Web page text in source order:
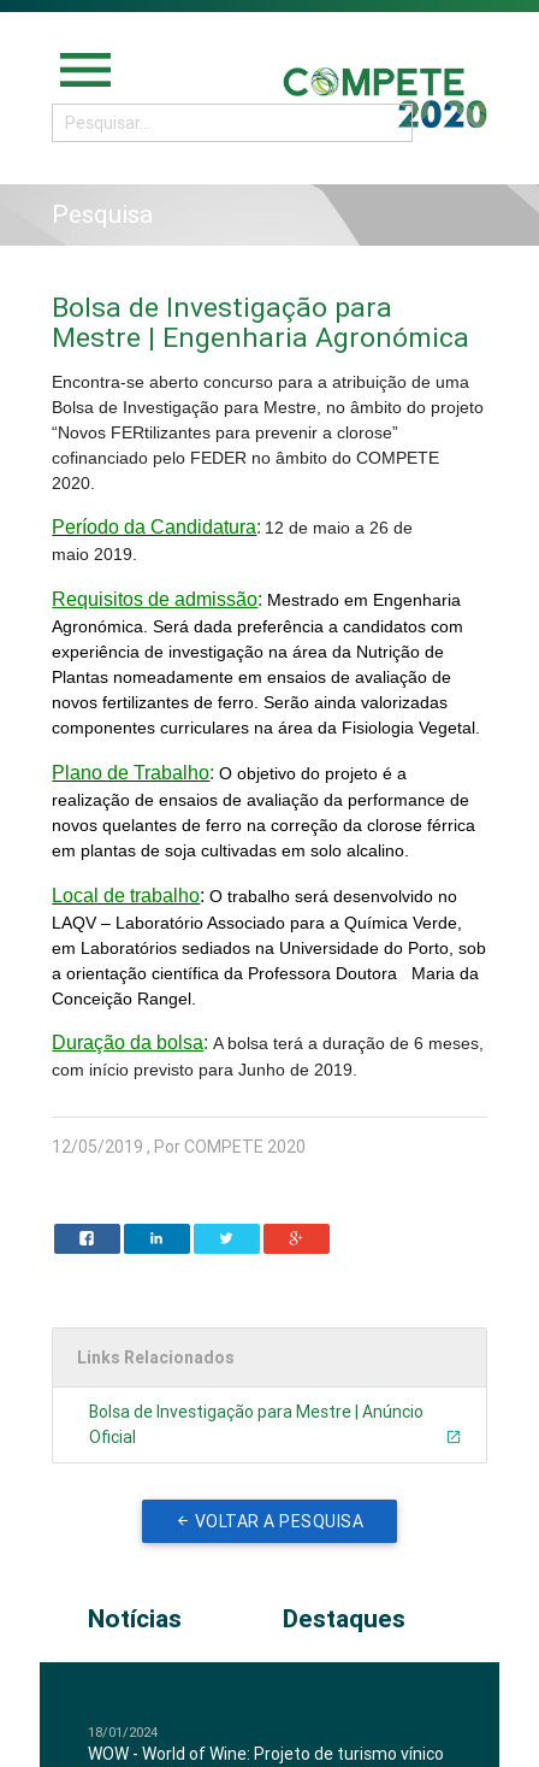
menu
Pesquisa
Bolsa de Investigação para
Mestre | Engenharia Agronómica
Encontra-se aberto concurso para a atribuição de uma
Bolsa de Investigação para Mestre, no âmbito do projeto
“Novos FERtilizantes para prevenir a clorose”
cofinanciado pelo FEDER no âmbito do COMPETE
2020.
Período da Candidatura: 12 de maio a 26 de
maio 2019.
Requisitos de admissão: Mestrado em Engenharia
Agronómica. Será dada preferência a candidatos com
experiência de investigação na área da Nutrição de
Plantas nomeadamente em ensaios de avaliação de
novos fertilizantes de ferro. Serão ainda valorizadas
componentes curriculares na área da Fisiologia Vegetal.
Plano de Trabalho: O objetivo do projeto é a
realização de ensaios de avaliação da performance de
novos quelantes de ferro na correção da clorose férrica
em plantas de soja cultivadas em solo alcalino.
Local de trabalho: O trabalho será desenvolvido no
LAQV – Laboratório Associado para a Química Verde,
em Laboratórios sediados na Universidade do Porto, sob
a orientação científica da Professora Doutora
Maria da
Conceição Rangel.
Duração da bolsa: A bolsa terá a duração de 6 meses,
com início previsto para Junho de 2019.
12/05/2019 , Por COMPETE 2020
Links Relacionados
Bolsa de Investigação para Mestre | Anúncio
Oficial
VOLTAR A PESQUISA
Notícias Destaques
18/01/2024
WOW - World of Wine: Projeto de turismo vínico